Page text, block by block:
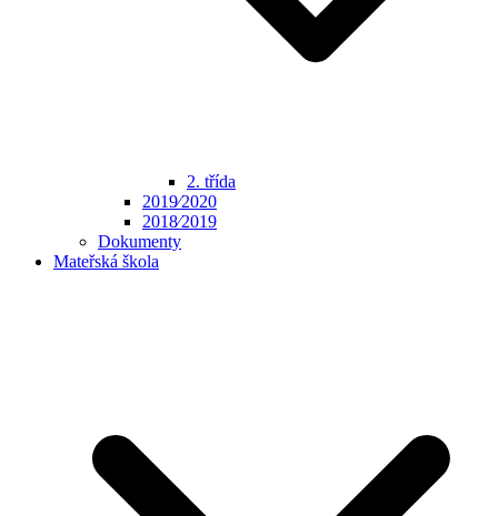
2. třída
2019⁄2020
2018⁄2019
Dokumenty
Mateřská škola